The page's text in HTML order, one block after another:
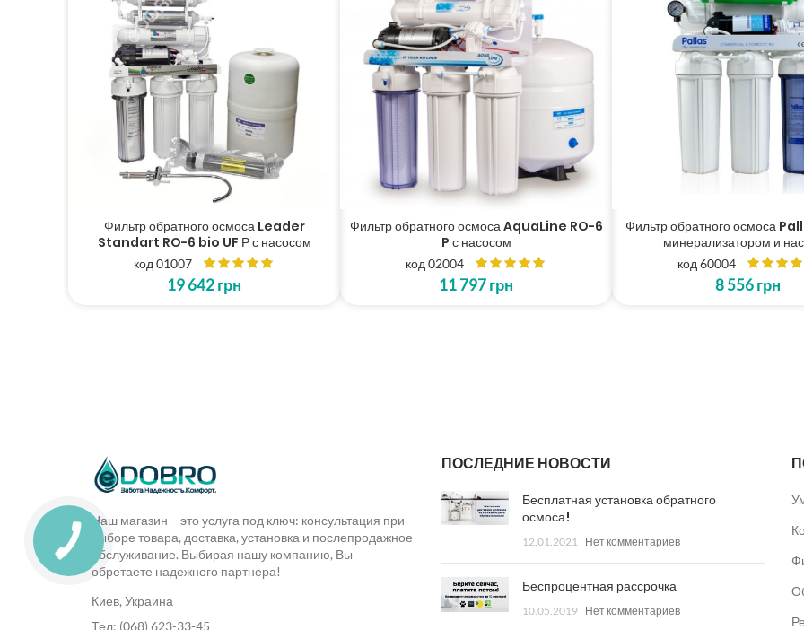
Фильтр обратного осмоса Leader
Standart RO-6 bio UF Р с насосом
код 01007
19 642грн
Фильтр обратного осмоса AquaLine RO-6
P с насосом
код 02004
11 797грн
Фильтр обратного осмоса
минерализатором и
код 60004
8 556грн
Наш магазин – это услуга под ключ: консультация при
выборе товара, доставка, установка и послепродажное
обслуживание. Выбирая нашу компанию, Вы
обретаете надежного партнера!
Киев, Украина
Тел: (068) 623-33-45
ПОСЛЕДНИЕ НОВОСТИ
Бесплатная установка обратного
осмоса!
12.01.2021 Нет комментариев
Беспроцентная рассрочка
10.05.2019 Нет комментариев